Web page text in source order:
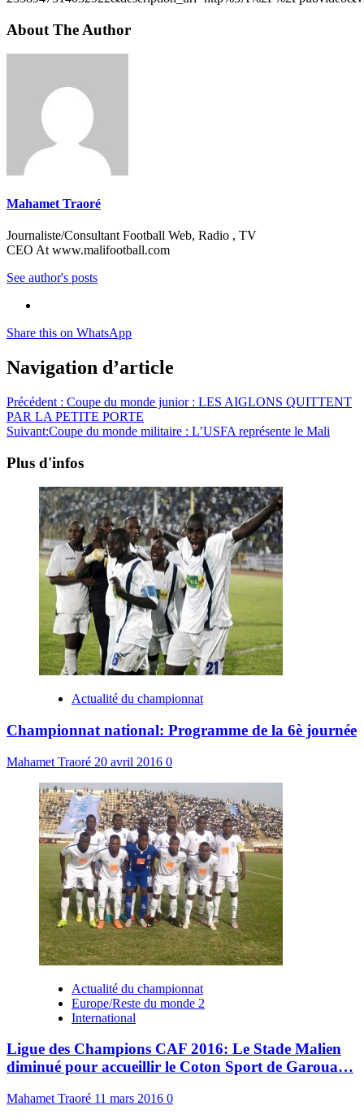
About The Author
Mahamet Traoré
Journaliste/Consultant Football Web, Radio , TV
CEO At www.malifootball.com
See author's posts
Share this on WhatsApp
Navigation d’article
Précédent : Coupe du monde junior : LES AIGLONS QUITTENT
PAR LA PETITE PORTE
Suivant:Coupe du monde militaire : L’USFA représente le Mali
Plus d'infos
Actualité du championnat
Championnat national: Programme de la 6è journée
Mahamet Traoré 20 avril 2016 0
Actualité du championnat
Europe/Reste du monde 2
International
Ligue des Champions CAF 2016: Le Stade Malien
diminué pour accueillir le Coton Sport de Garoua…
Mahamet Traoré 11 mars 2016 0